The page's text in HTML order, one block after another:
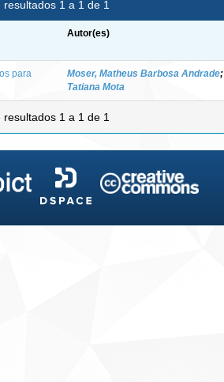
resultados 1 a 1 de 1
Autor(es)
para
Moser, Matheus Barbosa Andrade;
Tatiana Mota
resultados 1 a 1 de 1